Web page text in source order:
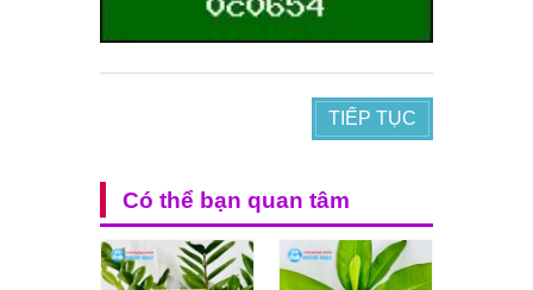
TIẾP TỤC
Có thể bạn quan tâm